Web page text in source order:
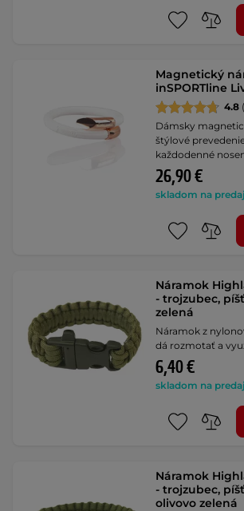
Magnetický
inSPORTline
4.8
Dámsky
štýlové
každodenné
26,90 €
skladom na
Náramok
- trojzubec,
zelená
Náramok z
dá rozmotať a
6,40 €
skladom na
Náramok
- trojzubec,
olivovo zelená